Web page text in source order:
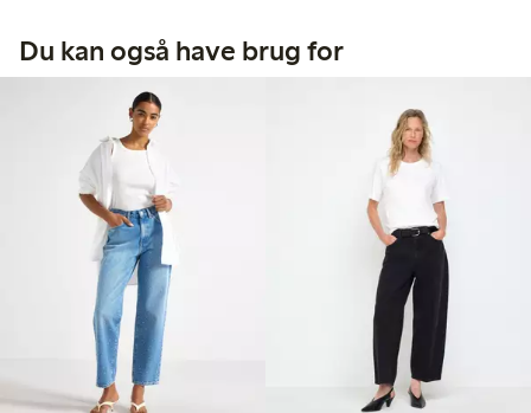
Du kan også have brug for